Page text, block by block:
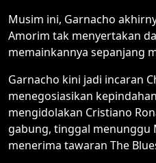
Musim ini, Garnacho
Amorim tak menyertakan
memainkannya sepanjang
Garnacho kini jadi incaran
menegosiasikan
mengidolakan Cristiano
gabung, tinggal menunggu
menerima tawaran The